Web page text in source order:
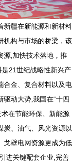
新疆在新能源和新材料
机构与市场的桥梁，该
源,加快技术落地，推
21世纪战略性新兴产
合金、复合材料以及电
动大势,我国在“十四
在节能环保、新能源
炭、油气、风光资源以
戈壁电网资源更成为低
进关键配套企业,完善